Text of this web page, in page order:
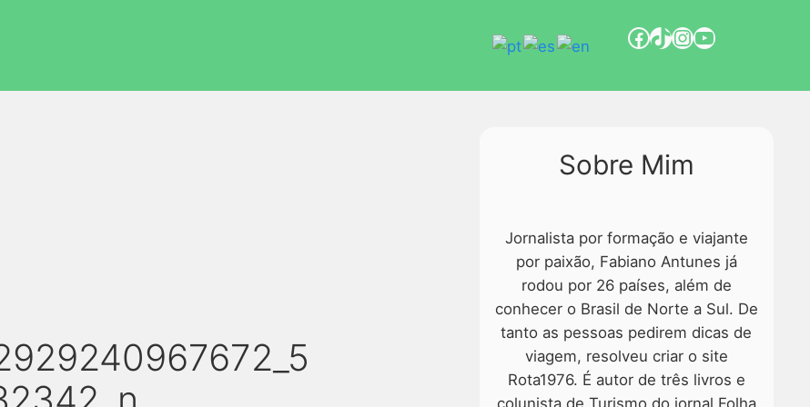
Sobre Mim
Jornalista por formação e viajante
por paixão, Fabiano Antunes já
rodou por 26 países, além de
conhecer o Brasil de Norte a Sul. De
tanto as pessoas pedirem dicas de
viagem, resolveu criar o site
Rota1976. É autor de três livros e
colunista de Turismo do jornal Folha